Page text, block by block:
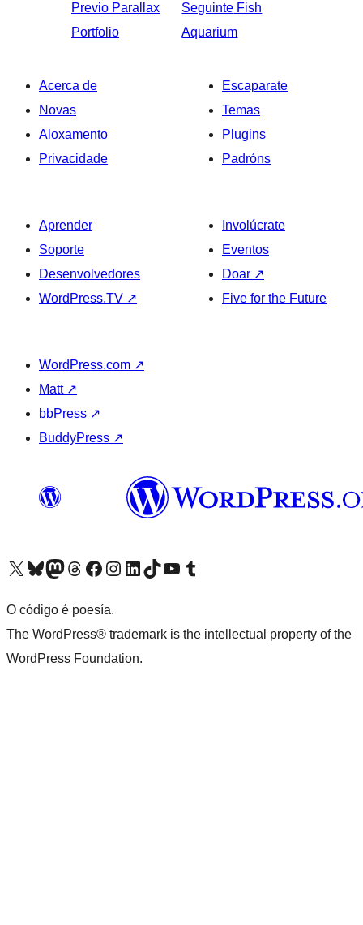
Previo Parallax
Portfolio
Seguinte Fish
Aquarium
Acerca de
Novas
Aloxamento
Privacidade
Escaparate
Temas
Plugins
Padróns
Aprender
Soporte
Desenvolvedores
WordPress.TV ↗
Involúcrate
Eventos
Doar ↗
Five for the Future
WordPress.com ↗
Matt ↗
bbPress ↗
BuddyPress ↗
Visita la cuenta de X (anteriormente Twitter)
Visita a nosa conta de Bluesky
Visita a nosa conta de Mastodon
Visita a nosa conta de Threads
Visita a nosa páxina de Facebook
Visita a nosa conta de Instagram
Visita a nosa conta de LinkedIn
Visita a nosa conta de TikTok
Visita a nosa canle de YouTube
Visita a nosa conta de Tumblr
O código é poesía.
The WordPress® trademark is the intellectual property of the
WordPress Foundation.